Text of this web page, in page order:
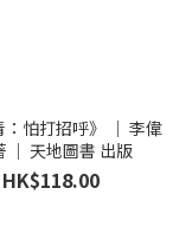
：怕打招呼》 ｜ 李偉
｜ 天地圖書 出版
HK$118.00